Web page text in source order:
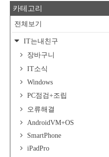
카테고리
전체보기
IT는내친구
장바구니
IT소식
Windows
PC점검+조립
오류해결
AndroidVM+OS
SmartPhone
iPadPro